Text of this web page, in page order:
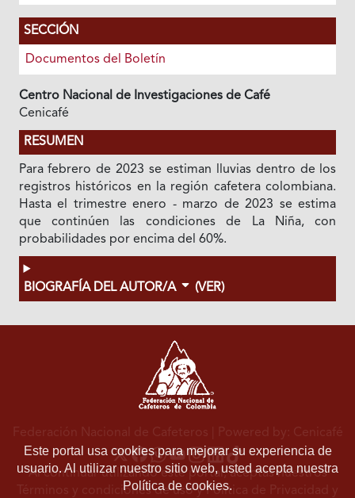
SECCIÓN
Documentos del Boletín
Centro Nacional de Investigaciones de Café
Cenicafé
RESUMEN
Para febrero de 2023 se estiman lluvias dentro de los
registros históricos en la región cafetera colombiana.
Hasta el trimestre enero - marzo de 2023 se estima
que continúen las condiciones de La Niña, con
probabilidades por encima del 60%.
BIOGRAFÍA DEL AUTOR/A (VER)
Este portal usa cookies para mejorar su experiencia de
usuario. Al utilizar nuestro sitio web, usted acepta nuestra
Política de cookies.
Federación Nacional de Cafeteros | Powered by: Cenicafé
Al continuar utilizando este portal, aceptas nuestros
Términos y condiciones de usoyPolítica de Privacidad y